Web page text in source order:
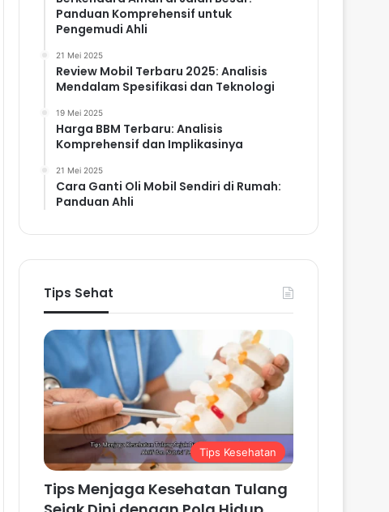
Panduan Komprehensif untuk
Pengemudi Ahli
21 Mei 2025
Review Mobil Terbaru 2025: Analisis
Mendalam Spesifikasi dan Teknologi
19 Mei 2025
Harga BBM Terbaru: Analisis
Komprehensif dan Implikasinya
21 Mei 2025
Cara Ganti Oli Mobil Sendiri di Rumah:
Panduan Ahli
Tips Sehat
Tips Kesehatan
Tips Menjaga Kesehatan Tulang